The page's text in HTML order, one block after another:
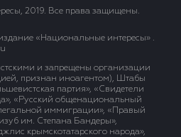
2019. Все права защищены.
«Национальные интересы» .
и запрещены организации
признан иноагентом), Штабы
партия», «Свидетели
«Русский общенациональный
иммиграции», «Правый
им. Степана Бандеры»,
крымскотатарского народа»,